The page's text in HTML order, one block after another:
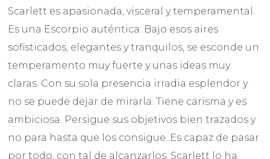
Scarlett es apasionada, visceral y temperamental.
Es una Escorpio auténtica. Bajo esos aires
sofisticados, elegantes y tranquilos, se esconde un
temperamento muy fuerte y unas ideas muy
claras. Con su sola presencia irradia esplendor y
no se puede dejar de mirarla. Tiene carisma y es
ambiciosa. Persigue sus objetivos bien trazados y
no para hasta que los consigue. Es capaz de pasar
por todo, con tal de alcanzarlos. Scarlett lo ha